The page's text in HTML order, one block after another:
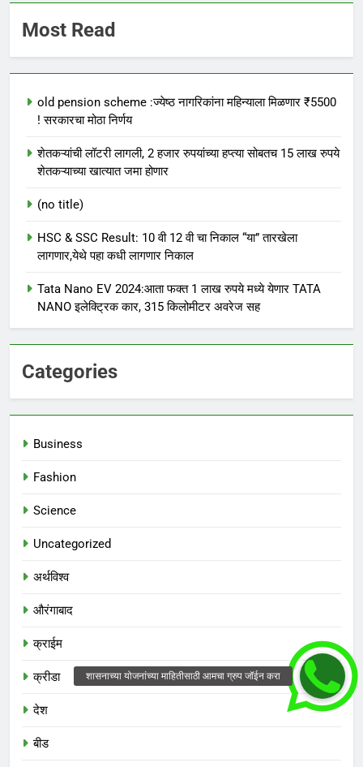
Most Read
old pension scheme :ज्येष्ठ नागरिकांना महिन्याला मिळणार ₹5500
! सरकारचा मोठा निर्णय
शेतकऱ्यांची लॉटरी लागली, 2 हजार रुपयांच्या हप्त्या सोबतच 15 लाख रुपये
शेतकऱ्याच्या खात्यात जमा होणार
(no title)
HSC & SSC Result: 10 वी 12 वी चा निकाल “या” तारखेला
लागणार,येथे पहा कधी लागणार निकाल
Tata Nano EV 2024:आता फक्त 1 लाख रुपये मध्ये येणार TATA
NANO इलेक्ट्रिक कार, 315 किलोमीटर अवरेज सह
Categories
Business
Fashion
Science
Uncategorized
अर्थविश्व
औरंगाबाद
क्राईम
क्रीडा
देश
बीड